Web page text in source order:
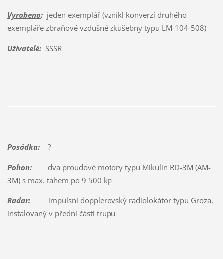
Vyrobeno:jeden exemplář (vznikl konverzí druhého
exempláře zbraňové vzdušné zkušebny typu LM-104-508)
Uživatelé:SSSR
Posádka:?
Pohon:dva proudové motory typu Mikulin RD-3M (AM-
3M) s max. tahem po 9 500 kp
Radar:impulsní dopplerovský radiolokátor typu Groza,
instalovaný v přední části trupu